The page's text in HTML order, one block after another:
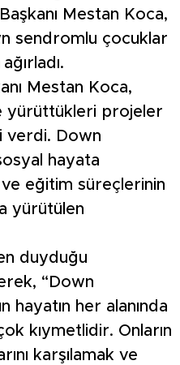
Mestan Koca,
sendromlu çocuklar
Mestan Koca,
yürüttükleri projeler
verdi. Down
hayata
ve eğitim süreçlerinin
yürütülen
duyduğu
“Down
hayatın her alanında
kıymetlidir. Onların
karşılamak ve